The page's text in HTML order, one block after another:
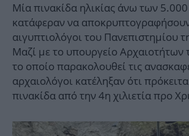
Μία πινακίδα ηλικίας άνω των
κατάφεραν να
αιγυπτιολόγοι του Πανεπιστημίου
Μαζί με το υπουργείο Αρχαιοτήτων
το οποίο παρακολουθεί τις
αρχαιολόγοι κατέληξαν ότι
πινακίδα από την 4η χιλιετία προ